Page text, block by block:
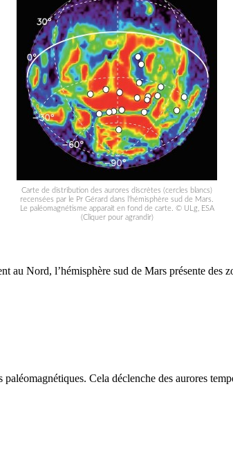
Carte de distribution des aurores discrètes (cercles blancs)
recensées par le Pr Gérard dans l’hémisphère sud de Mars.
Le paléomagnétisme apparait en fond de carte. © ULg, ESA
(Cliquer pour agrandir)
au Nord, l’hémisphère sud de Mars présente des
Cela déclenche des aurores